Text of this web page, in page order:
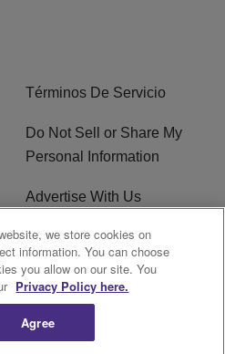
Términos De Servicio
Do Not Sell or Share My
Personal Information
Advertise With Us
R1 Digital
we store cookies on
information. You can choose
you allow on our site. You
Privacy Policy here.
Agree